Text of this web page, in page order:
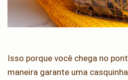
Isso porque você chega no
maneira garante uma